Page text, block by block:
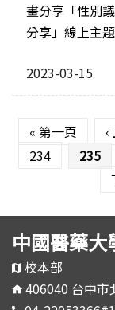
畫分享「性別
分享」線上主
2023-03-15
« 第一頁
234
235
中國醫藥
校本部
406040 台中市